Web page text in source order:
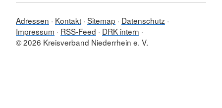
Adressen Kontakt Sitemap
Datenschutz
Impressum
RSS-Feed
DRK intern
© 2026 Kreisverband Niederrhein e. V.